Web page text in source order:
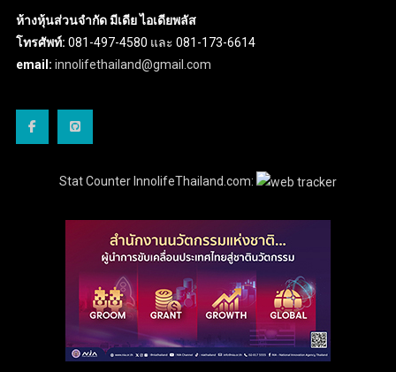
ห้างหุ้นส่วนจำกัด มีเดีย ไอเดียพลัส
โทรศัพท์: 081-497-4580 และ 081-173-6614
email: innolifethailand@gmail.com
Stat Counter InnolifeThailand.com: